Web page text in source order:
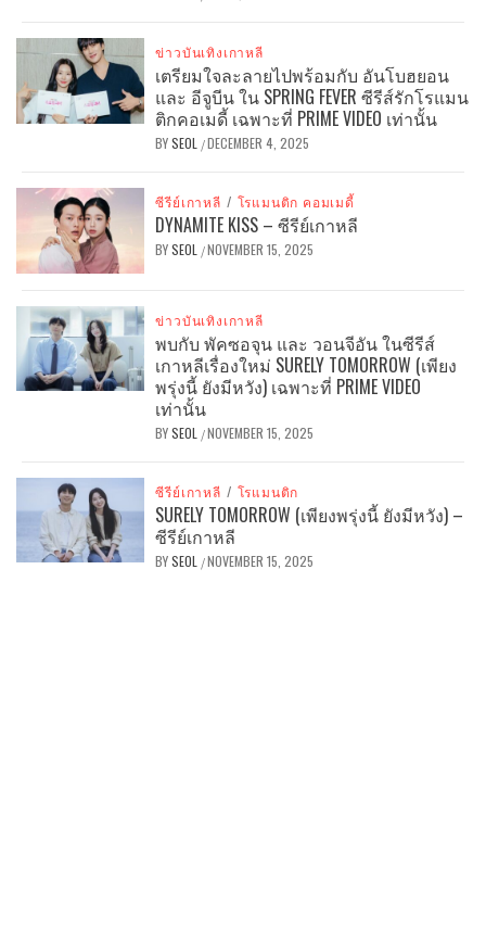
ข่าวบันเทิงเกาหลี
เตรียมใจละลายไปพร้อมกับ อันโบฮยอน
และ อีจูบีน ใน SPRING FEVER ซีรีส์รักโรแมน
ติกคอเมดี้ เฉพาะที่ PRIME VIDEO เท่านั้น
BYSEOL /DECEMBER 4, 2025
ซีรีย์เกาหลี / โรแมนติก คอมเมดี้
DYNAMITE KISS – ซีรีย์เกาหลี
BYSEOL /NOVEMBER 15, 2025
ข่าวบันเทิงเกาหลี
พบกับ พัคซอจุน และ วอนจีอัน ในซีรีส์
เกาหลีเรื่องใหม่ SURELY TOMORROW (เพียง
พรุ่งนี้ ยังมีหวัง) เฉพาะที่ PRIME VIDEO
เท่านั้น
BYSEOL /NOVEMBER 15, 2025
ซีรีย์เกาหลี / โรแมนติก
SURELY TOMORROW (เพียงพรุ่งนี้ ยังมีหวัง) –
ซีรีย์เกาหลี
BYSEOL /NOVEMBER 15, 2025